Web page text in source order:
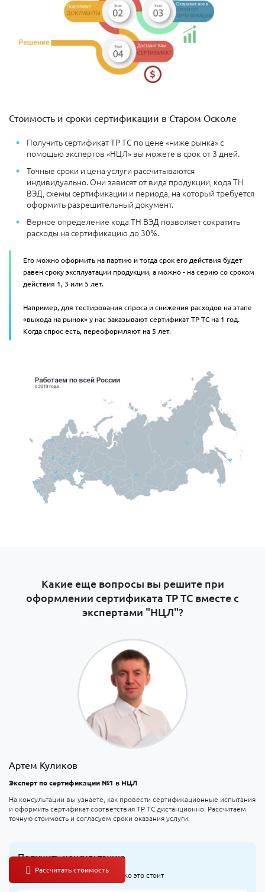
Стоимость и сроки сертификации в Старом Осколе
Получить сертификат ТР ТС по цене «ниже рынка» с
помощью экспертов «НЦЛ» вы можете в срок от 3 дней.
Точные сроки и цена услуги рассчитываются
индивидуально. Они зависят от вида продукции, кода ТН
ВЭД, схемы сертификации и периода, на который требуется
оформить разрешительный документ.
Верное определение кода ТН ВЭД позволяет сократить
расходы на сертификацию до 30%.
Его можно оформить на партию и тогда срок его действия будет
равен сроку эксплуатации продукции, а можно - на серию со сроком
действия 1, 3 или 5 лет.
Например, для тестирования спроса и снижения расходов на этапе
«выхода на рынок» у нас заказывают сертификат ТР ТС на 1 год.
Когда спрос есть, переоформляют на 5 лет.
Какие еще вопросы вы решите при
оформлении сертификата ТР ТС вместе с
экспертами "НЦЛ"?
Артем Куликов
Эксперт по сертификации №1 в НЦЛ
На консультации вы узнаете, как провести сертификационные испытания
и оформить сертификат соответствия ТР ТС дистанционно. Рассчитаем
точную стоимость и согласуем сроки оказания услуги.
Получить консультацию
Узнайте, что оформлять и сколько это стоит